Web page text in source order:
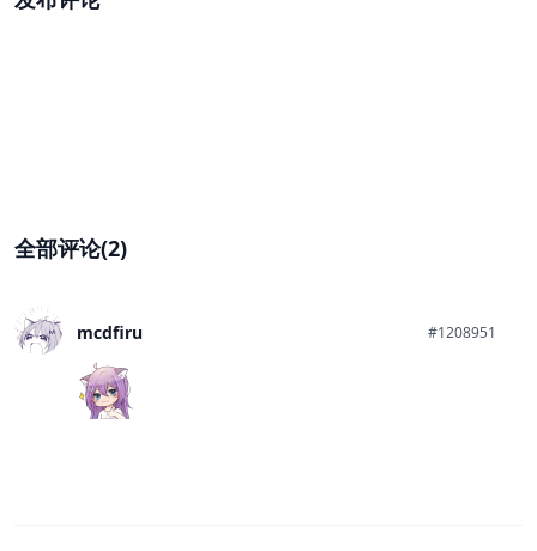
全部评论(2)
mcdfiru #1208951